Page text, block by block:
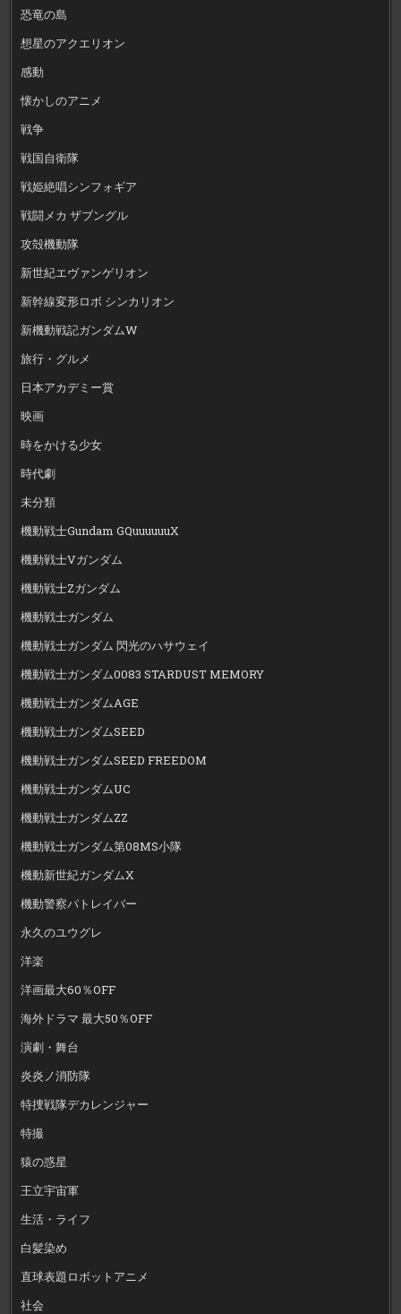
恐竜の島
想星のアクエリオン
感動
懐かしのアニメ
戦争
戦国自衛隊
戦姫絶唱シンフォギア
戦闘メカ ザブングル
攻殻機動隊
新世紀エヴァンゲリオン
新幹線変形ロボ シンカリオン
新機動戦記ガンダムW
旅行・グルメ
日本アカデミー賞
映画
時をかける少女
時代劇
未分類
機動戦士Gundam GQuuuuuuX
機動戦士Vガンダム
機動戦士Zガンダム
機動戦士ガンダム
機動戦士ガンダム 閃光のハサウェイ
機動戦士ガンダム0083 STARDUST MEMORY
機動戦士ガンダムAGE
機動戦士ガンダムSEED
機動戦士ガンダムSEED FREEDOM
機動戦士ガンダムUC
機動戦士ガンダムZZ
機動戦士ガンダム第08MS小隊
機動新世紀ガンダムX
機動警察パトレイバー
永久のユウグレ
洋楽
洋画最大60％OFF
海外ドラマ 最大50％OFF
演劇・舞台
炎炎ノ消防隊
特捜戦隊デカレンジャー
特撮
猿の惑星
王立宇宙軍
生活・ライフ
白髪染め
直球表題ロボットアニメ
社会